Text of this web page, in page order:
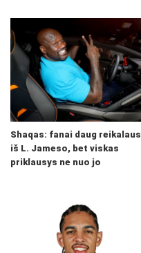
Shaqas: fanai daug reikalaus
iš L. Jameso, bet viskas
priklausys ne nuo jo